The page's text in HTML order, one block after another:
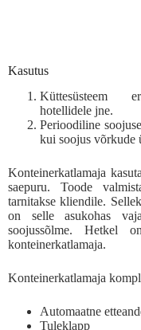
Kasutus
Küttesüsteem
hotellidele jne.
Perioodiline
kui soojus võrkude
Konteinerkatlamaja
saepuru. Toode
tarnitakse kliendile.
on selle asukohas
soojussõlme.
konteinerkatlamaja.
Konteinerkatlamaja
Automaatne
Tuleklapp